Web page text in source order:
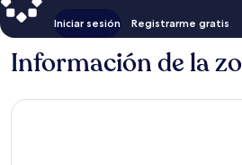
Iniciar sesión Registrarme gratis
Información de la